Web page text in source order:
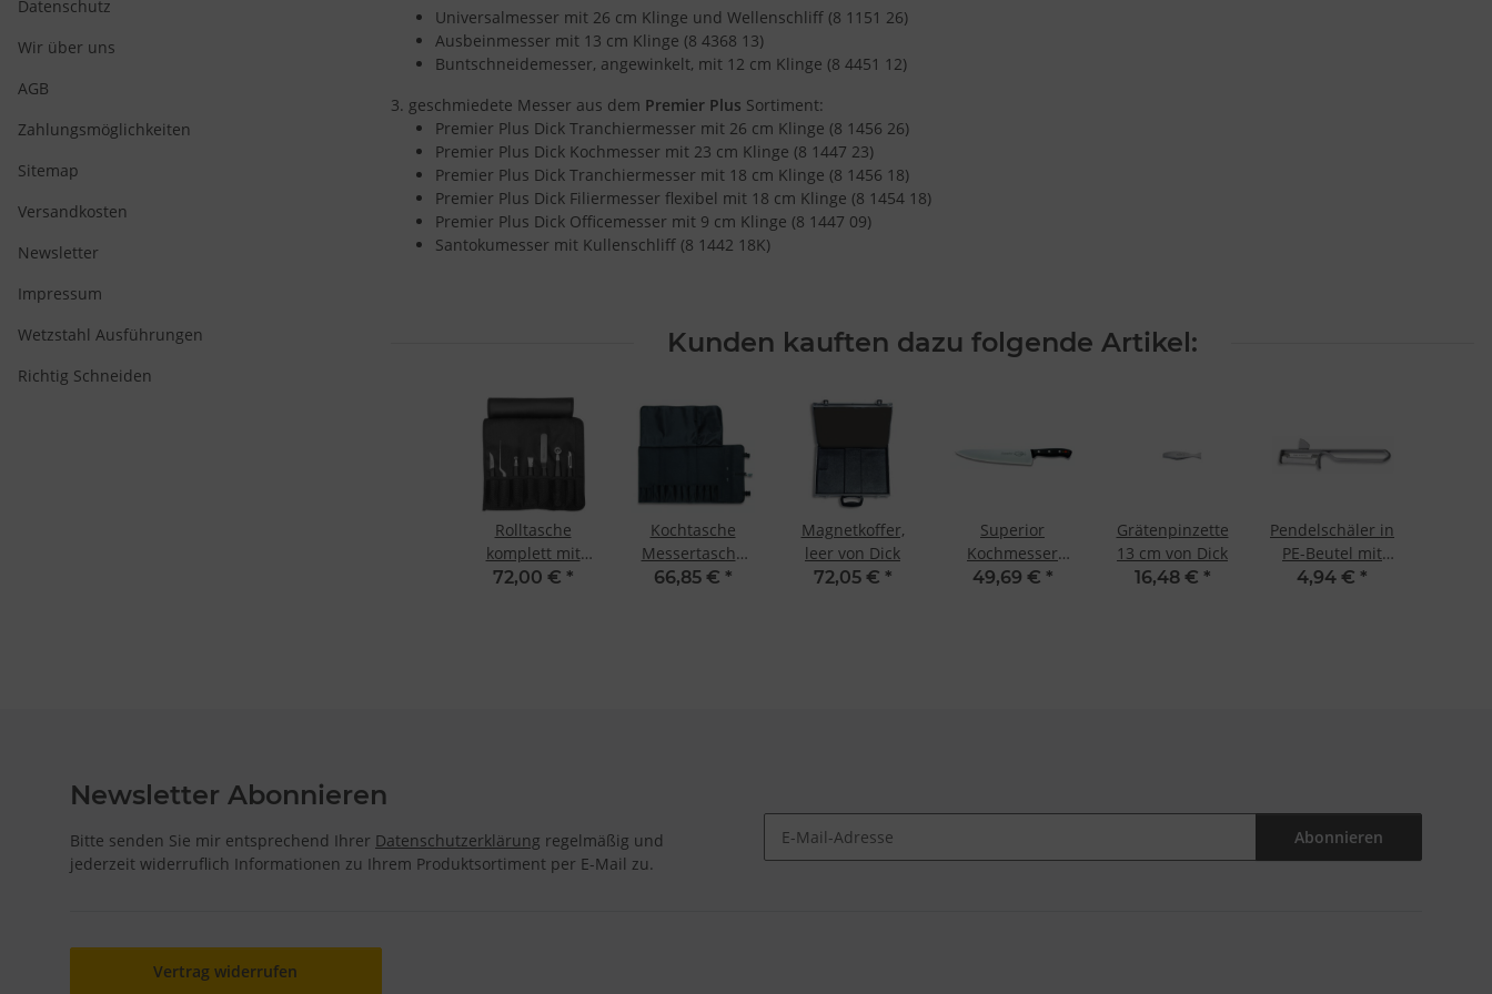
Universalmesser mit 26 cm Klinge und Wellenschliff (8 1151 26)
Ausbeinmesser mit 13 cm Klinge (8 4368 13)
Buntschneidemesser, angewinkelt, mit 12 cm Klinge (8 4451 12)
3. geschmiedete Messer aus dem Premier Plus Sortiment:
Premier Plus Dick Tranchiermesser mit 26 cm Klinge (8 1456 26)
Premier Plus Dick Kochmesser mit 23 cm Klinge (8 1447 23)
Premier Plus Dick Tranchiermesser mit 18 cm Klinge (8 1456 18)
Premier Plus Dick Filiermesser flexibel mit 18 cm Klinge (8 1454 18)
Premier Plus Dick Officemesser mit 9 cm Klinge (8 1447 09)
Santokumesser mit Kullenschliff (8 1442 18K)
Kunden kauften dazu folgende Artikel:
Rolltasche
komplett mit
Garnierset 7-tlg.
72,00 € *
Kochtasche
Messertasche
leer textil 11-tlg.
66,85 € *
Magnetkoffer,
leer von Dick
72,05 € *
Superior
Kochmesser
26cm, C+C-SB
49,69 € *
Grätenpinzette
13 cm von Dick
16,48 € *
Pendelschäler in
PE-Beutel mit
geschweißter
4,94 € *
Datenschutz
Wir über uns
AGB
Zahlungsmöglichkeiten
Sitemap
Versandkosten
Newsletter
Impressum
Wetzstahl Ausführungen
Richtig Schneiden
Newsletter Abonnieren
Bitte senden Sie mir entsprechend Ihrer Datenschutzerklärung regelmäßig und
jederzeit widerruflich Informationen zu Ihrem Produktsortiment per E-Mail zu.
Abonnieren
Vertrag widerrufen
Besondere Features:
Verwendung genauer Standortdaten